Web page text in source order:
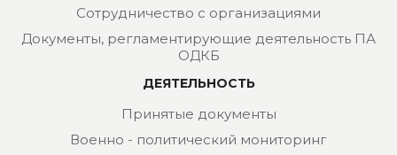
Сотрудничество с организациями
Документы, регламентирующие деятельность ПА
ОДКБ
ДЕЯТЕЛЬНОСТЬ
Принятые документы
Военно - политический мониторинг